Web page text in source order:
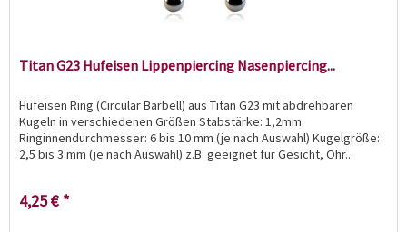
Titan G23 Hufeisen Lippenpiercing Nasenpiercing...
Hufeisen Ring (Circular Barbell) aus Titan G23 mit abdrehbaren
Kugeln in verschiedenen Größen Stabstärke: 1,2mm
Ringinnendurchmesser: 6 bis 10 mm (je nach Auswahl) Kugelgröße:
2,5 bis 3 mm (je nach Auswahl) z.B. geeignet für Gesicht, Ohr...
4,25 € *